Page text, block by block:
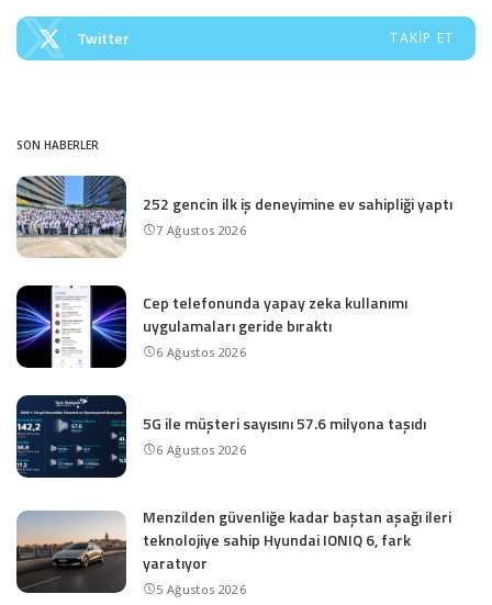
Twitter TAKIP ET
SON HABERLER
252 gencin ilk iş deneyimine ev sahipliği yaptı
7 Ağustos 2026
Cep telefonunda yapay zeka kullanımı
uygulamaları geride bıraktı
6 Ağustos 2026
5G ile müşteri sayısını 57.6 milyona taşıdı
6 Ağustos 2026
Menzilden güvenliğe kadar baştan aşağı ileri
teknolojiye sahip Hyundai IONIQ 6, fark
yaratıyor
5 Ağustos 2026